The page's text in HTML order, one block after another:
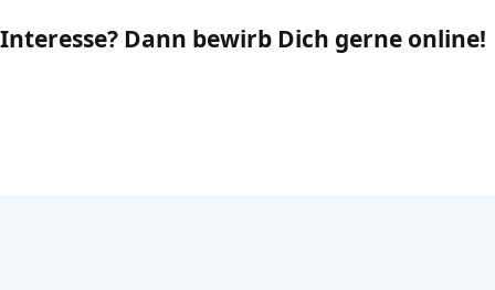
Interesse? Dann bewirb Dich gerne online!